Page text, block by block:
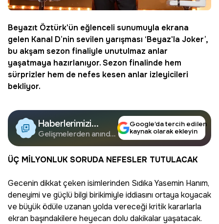
Beyazıt Öztürk'ün eğlenceli sunumuyla ekrana
gelen Kanal D’nin sevilen yarışması ‘Beyaz'la Joker’,
bu akşam sezon finaliyle unutulmaz anlar
yaşatmaya hazırlanıyor. Sezon finalinde hem
sürprizler hem de nefes kesen anlar izleyicileri
bekliyor.
Haberlerimizi
Google'da Takip
Edin
Gelişmelerden anında
Google’da tercih edilen
kaynak olarak ekleyin
ÜÇ MİLYONLUK SORUDA NEFESLER TUTULACAK
Gecenin dikkat çeken isimlerinden Sıdıka Yasemin Hanım,
deneyimi ve güçlü bilgi birikimiyle iddiasını ortaya koyacak
ve büyük ödüle uzanan yolda vereceği kritik kararlarla
ekran başındakilere heyecan dolu dakikalar yaşatacak.